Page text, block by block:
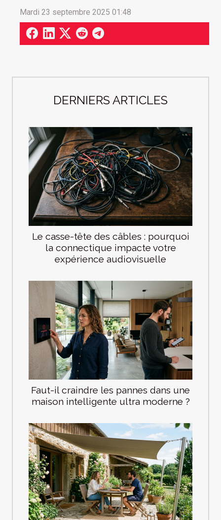
DERNIERS ARTICLES
Le casse-tête des câbles : pourquoi
la connectique impacte votre
expérience audiovisuelle
Faut-il craindre les pannes dans une
maison intelligente ultra moderne ?
Mardi 23 septembre 2025 01:48